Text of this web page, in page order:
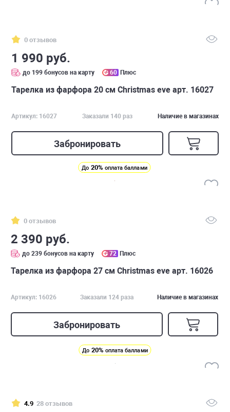
0 отзывов
1 990 руб.
до 199 бонусов на карту 60 Плюс
Тарелка из фарфора 20 см Christmas eve арт. 16027
Артикул: 16027 Заказали 140 раз Наличие в магазинах
Забронировать
До 20% оплата баллами
0 отзывов
2 390 руб.
до 239 бонусов на карту 72 Плюс
Тарелка из фарфора 27 см Christmas eve арт. 16026
Артикул: 16026 Заказали 124 раза Наличие в магазинах
Забронировать
До 20% оплата баллами
4.9 28 отзывов